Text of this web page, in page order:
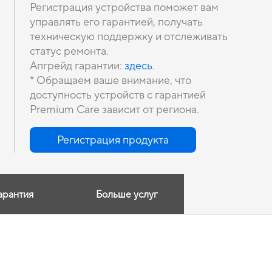
Регистрация устройства поможет вам
управлять его гарантией, получать
техническую поддержку и отслеживать
статус ремонта.
Апгрейд гарантии:здесь.
* Обращаем ваше внимание, что
доступность устройств с гарантией
Premium Care зависит от региона.
Регистрация продукта
Больше услуг